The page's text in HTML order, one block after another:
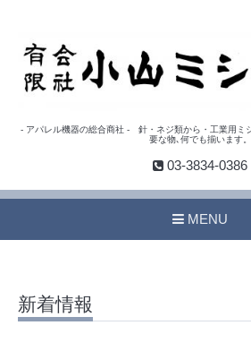
- アパレル機器の総合商社 - 針・ネジ類から・工業用ミ
要な物､何でも揃います。
03-3834-0386
MENU
新着情報